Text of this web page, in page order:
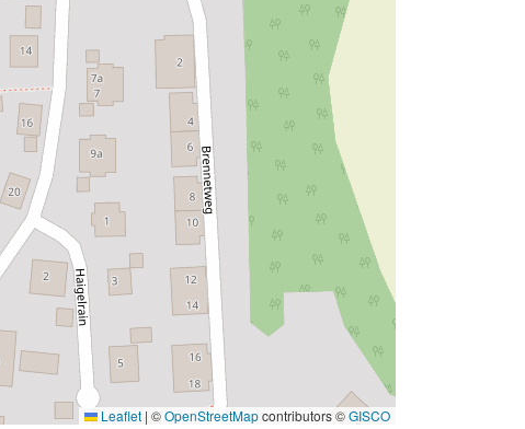
Leaflet | ©OpenStreetMapcontributors ©GISCO